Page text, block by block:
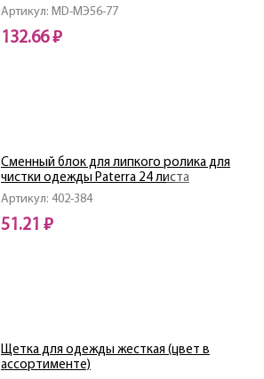
Артикул: MD-МЭ56-77
132.66 ₽
Артикул: 402-384
Сменный блок для липкого ролика для
чистки одежды Paterra 24 листа
51.21 ₽
Щетка для одежды жесткая (цвет в
ассортименте)